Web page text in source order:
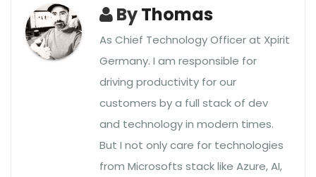
ByThomas
As Chief Technology Officer at Xpirit
Germany. I am responsible for
driving productivity for our
customers by a full stack of dev
and technology in modern times.
But I not only care for technologies
from Microsofts stack like Azure, AI,